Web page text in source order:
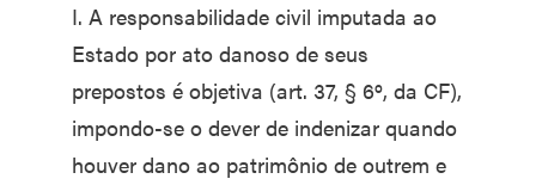
I. A responsabilidade civil imputada ao
Estado por ato danoso de seus
prepostos é objetiva (art. 37, § 6º, da CF),
impondo-se o dever de indenizar quando
houver dano ao patrimônio de outrem e